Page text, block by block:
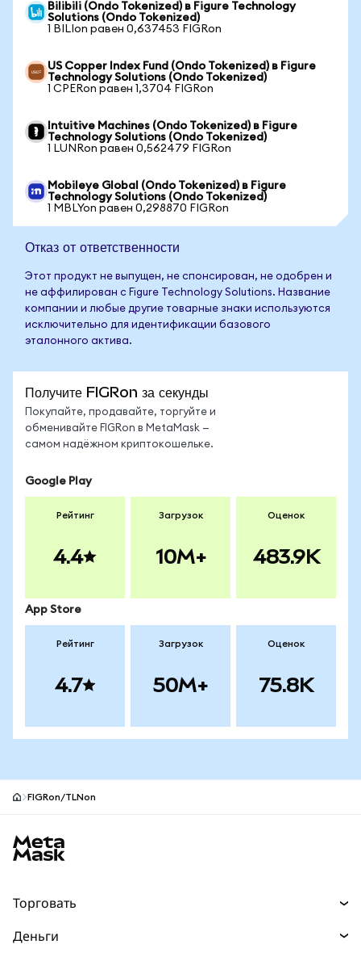
Bilibili (Ondo Tokenized) в Figure Technology
Solutions (Ondo Tokenized)
1 BILIon равен 0,637453 FIGRon
US Copper Index Fund (Ondo Tokenized) в Figure
Technology Solutions (Ondo Tokenized)
1 CPERon равен 1,3704 FIGRon
Intuitive Machines (Ondo Tokenized) в Figure
Technology Solutions (Ondo Tokenized)
1 LUNRon равен 0,562479 FIGRon
Mobileye Global (Ondo Tokenized) в Figure
Technology Solutions (Ondo Tokenized)
1 MBLYon равен 0,298870 FIGRon
Отказ от ответственности
Этот продукт не выпущен, не спонсирован, не одобрен и
не аффилирован с Figure Technology Solutions. Название
компании и любые другие товарные знаки используются
исключительно для идентификации базового
эталонного актива.
Получите FIGRon за секунды
Покупайте, продавайте, торгуйте и
обменивайте FIGRon в MetaMask —
самом надёжном криптокошельке.
Google Play
Рейтинг
4.4
Загрузок
10M+
Оценок
483.9K
App Store
Рейтинг
4.7
Загрузок
50M+
Оценок
75.8K
FIGRon/TLNon
Торговать
Деньги